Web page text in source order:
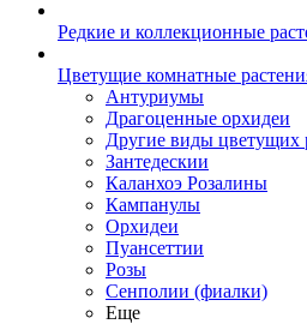
Редкие и коллекционные
Цветущие комнатные
Антуриумы
Драгоценные орхидеи
Другие виды цветущих
Зантедескии
Каланхоэ Розалины
Кампанулы
Орхидеи
Пуансеттии
Розы
Сенполии (фиалки)
Еще